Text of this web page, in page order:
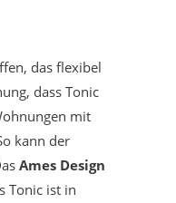
das flexibel
dass Tonic
mit
kann der
Ames Design
Tonic ist in